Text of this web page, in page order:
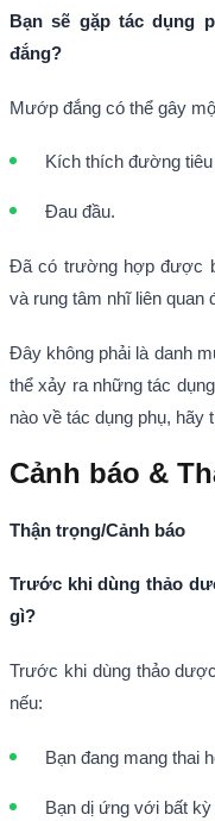
Bạn sẽ gặp tác dụng
đắng?
Mướp đắng có thể gây
Kích thích đường
Đau đầu.
Đã có trường hợp được
và rung tâm nhĩ liên quan
Đây không phải là danh
thể xảy ra những tác
nào về tác dụng phụ,
Cảnh báo &
Thận trọng/Cảnh báo
Trước khi dùng thảo
gì?
Trước khi dùng thảo
nếu:
Bạn đang mang thai
Bạn dị ứng với bất